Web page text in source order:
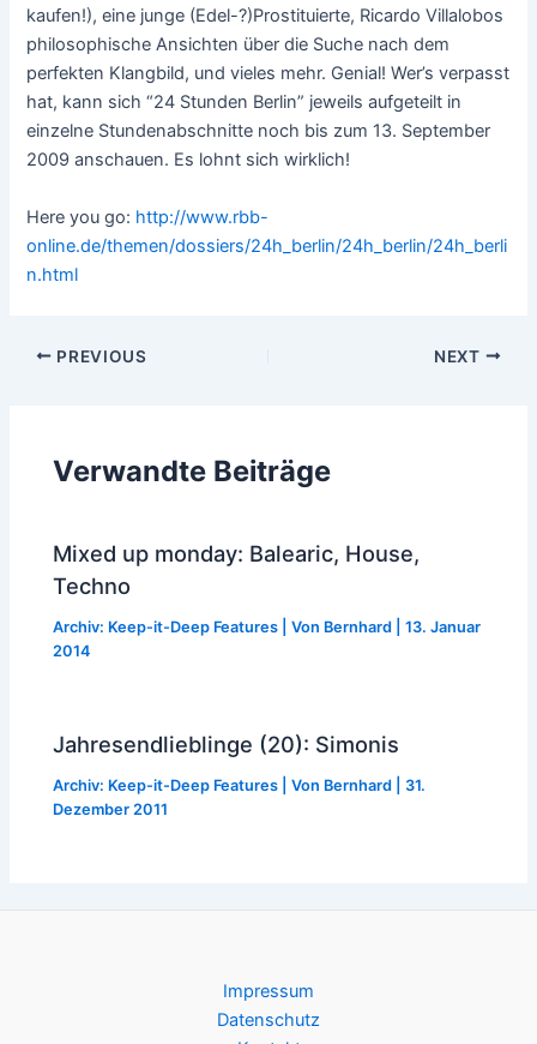
kaufen!), eine junge (Edel-?)Prostituierte, Ricardo Villalobos
philosophische Ansichten über die Suche nach dem
perfekten Klangbild, und vieles mehr. Genial! Wer’s verpasst
hat, kann sich “24 Stunden Berlin” jeweils aufgeteilt in
einzelne Stundenabschnitte noch bis zum 13. September
2009 anschauen. Es lohnt sich wirklich!
Here you go: http://www.rbb-
online.de/themen/dossiers/24h_berlin/24h_berlin/24h_berli
n.html
Post
PREVIOUS NEXT
Verwandte Beiträge
Mixed up monday: Balearic, House,
Techno
Archiv: Keep-it-Deep Features | Von Bernhard |13. Januar
2014
Jahresendlieblinge (20): Simonis
Archiv: Keep-it-Deep Features | Von Bernhard |31.
Dezember 2011
Impressum
Datenschutz